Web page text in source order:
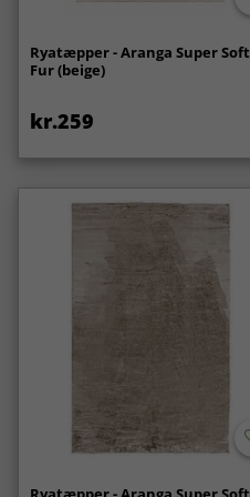
Ryatæpper - Aranga Super Soft
Fur (beige)
kr.259